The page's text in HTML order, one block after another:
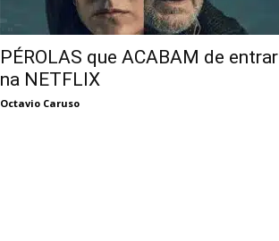
PÉROLAS que ACABAM de entrar
na NETFLIX
Octavio Caruso